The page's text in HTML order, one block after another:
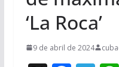
‘La Roca’
9 de abril de 2024